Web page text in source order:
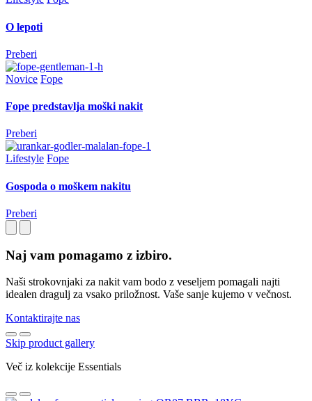
O lepoti
Preberi
Novice Fope
Fope predstavlja moški nakit
Preberi
Lifestyle Fope
Gospoda o moškem nakitu
Preberi
Naj vam pomagamo z izbiro.
Naši strokovnjaki za nakit vam bodo z veseljem pomagali najti
idealen dragulj za vsako priložnost. Vaše sanje kujemo v večnost.
Kontaktirajte nas
Skip product gallery
Več iz kolekcije Essentials